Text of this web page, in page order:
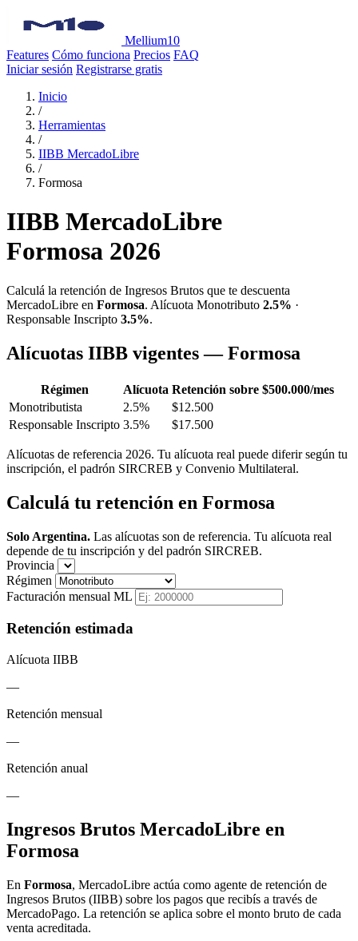
Mellium10
Features Cómo funciona Precios FAQ
Iniciar sesión Registrarse gratis
Inicio
/
Herramientas
/
IIBB MercadoLibre
/
Formosa
IIBB MercadoLibre
Formosa 2026
Calculá la retención de Ingresos Brutos que te descuenta
MercadoLibre en Formosa. Alícuota Monotributo 2.5% ·
Responsable Inscripto 3.5%.
Alícuotas IIBB vigentes — Formosa
Régimen Alícuota Retención sobre $500.000/mes
Monotributista
2.5%
$12.500
Responsable Inscripto 3.5% $17.500
Alícuotas de referencia 2026. Tu alícuota real puede diferir según tu
inscripción, el padrón SIRCREB y Convenio Multilateral.
Calculá tu retención en Formosa
Solo Argentina. Las alícuotas son de referencia. Tu alícuota real
depende de tu inscripción y del padrón SIRCREB.
Provincia
Régimen
Facturación mensual ML
Retención estimada
Alícuota IIBB
—
Retención mensual
—
Retención anual
—
Ingresos Brutos MercadoLibre en
Formosa
En Formosa, MercadoLibre actúa como agente de retención de
Ingresos Brutos (IIBB) sobre los pagos que recibís a través de
MercadoPago. La retención se aplica sobre el monto bruto de cada
venta acreditada.